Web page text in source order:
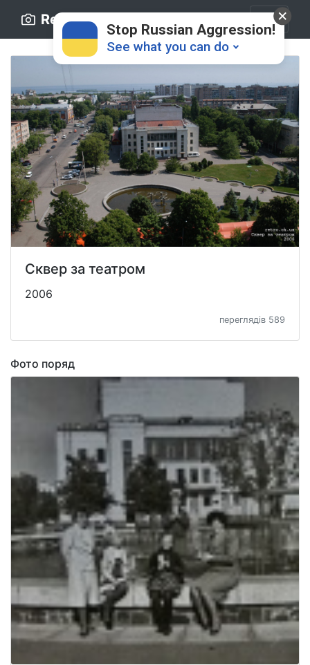
Retro.ck.ua
Сквер за театром
2006
переглядів 589
Фото поряд
Stop Russian Aggression!
See what you can do
Donate 💸
Support Ukraine ❤
Share this widget